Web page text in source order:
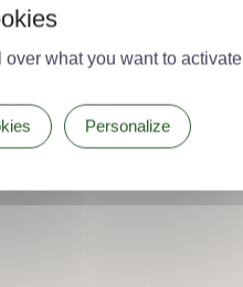
what you want to activate
Personalize